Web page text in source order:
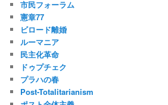
市民フォーラム
憲章77
ビロード離婚
ルーマニア
民主化革命
ドゥプチェク
プラハの春
Post-Totalitarianism